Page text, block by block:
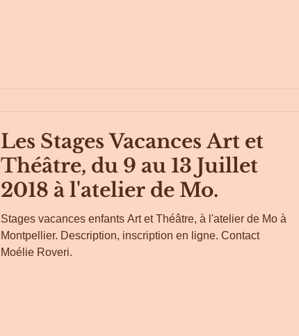
Les Stages Vacances Art et
Théâtre, du 9 au 13 Juillet
2018 à l'atelier de Mo.
Stages vacances enfants Art et Théâtre, à l'atelier de Mo à
Montpellier. Description, inscription en ligne. Contact
Moélie Roveri.